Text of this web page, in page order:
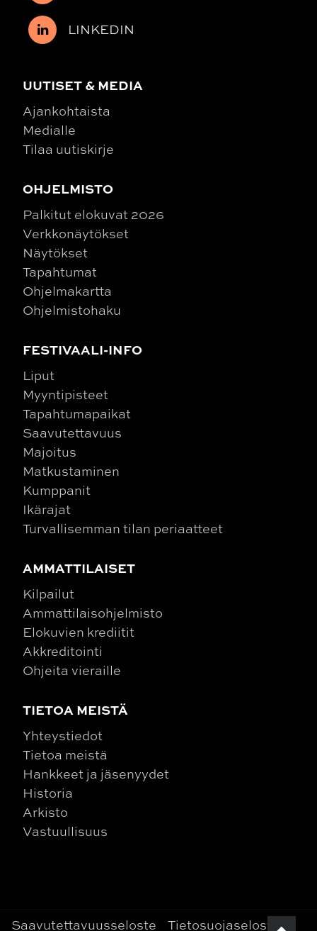
LINKEDIN
UUTISET & MEDIA
Ajankohtaista
Medialle
Tilaa uutiskirje
OHJELMISTO
Palkitut elokuvat 2026
Verkkonäytökset
Näytökset
Tapahtumat
Ohjelmakartta
Ohjelmistohaku
FESTIVAALI-INFO
Liput
Myyntipisteet
Tapahtumapaikat
Saavutettavuus
Majoitus
Matkustaminen
Kumppanit
Ikärajat
Turvallisemman tilan periaatteet
AMMATTILAISET
Kilpailut
Ammattilaisohjelmisto
Elokuvien krediitit
Akkreditointi
Ohjeita vieraille
TIETOA MEISTÄ
Yhteystiedot
Tietoa meistä
Hankkeet ja jäsenyydet
Historia
Arkisto
Vastuullisuus
Saavutettavuusseloste Tietosuojaseloste